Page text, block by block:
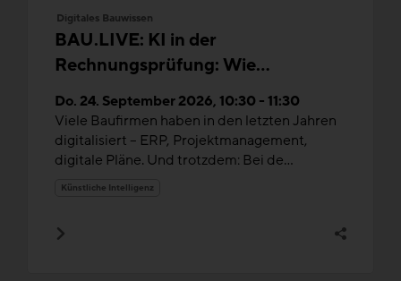
Digitales Bauwissen
BAU.LIVE: KI in der
Rechnungsprüfung: Wie
Bauunternehmen Ihre Transparenz
und Effizienz erhöhen
Do. 24. September 2026, 10:30 - 11:30
Viele Baufirmen haben in den letzten Jahren
digitalisiert – ERP, Projektmanagement,
digitale Pläne. Und trotzdem: Bei de...
Künstliche Intelligenz